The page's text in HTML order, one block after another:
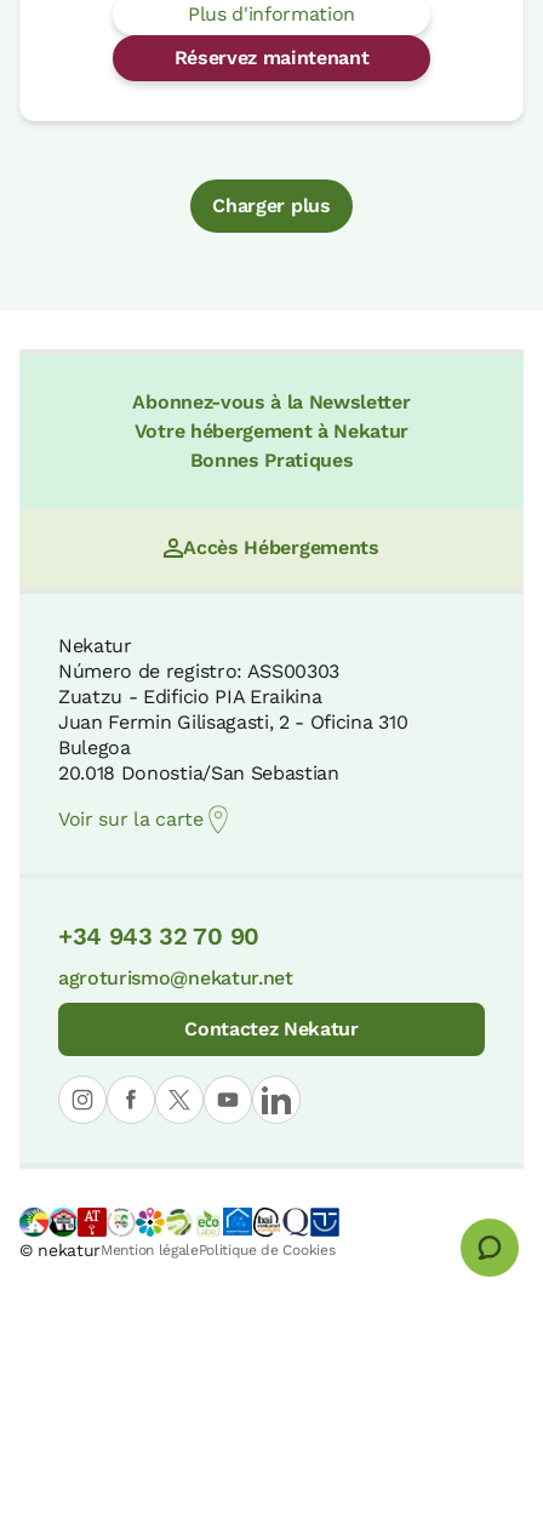
Plus d'information
Réservez maintenant
Charger plus
Abonnez-vous à la Newsletter
Votre hébergement à Nekatur
Bonnes Pratiques
Accès Hébergements
Nekatur
Número de registro: ASS00303
Zuatzu - Edificio PIA Eraikina
Juan Fermin Gilisagasti, 2 - Oficina 310
Bulegoa
20.018 Donostia/San Sebastian
Voir sur la carte
+34 943 32 70 90
agroturismo@nekatur.net
Contactez Nekatur
© nekaturMention légalePolitique de Cookies